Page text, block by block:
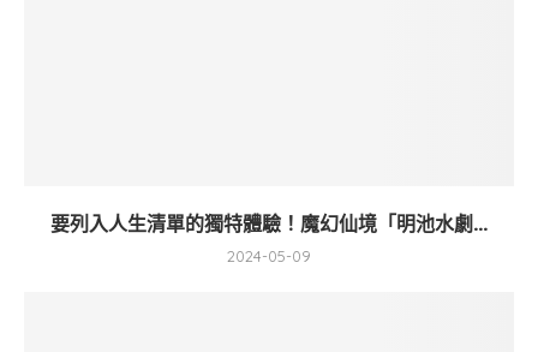
要列入人生清單的獨特體驗！魔幻仙境「明池水劇...
2024-05-09